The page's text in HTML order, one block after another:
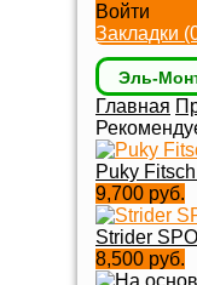
Войти
Закладки
Эль-
Главная
Puky
9,700 руб.
Strider
8,500 руб.